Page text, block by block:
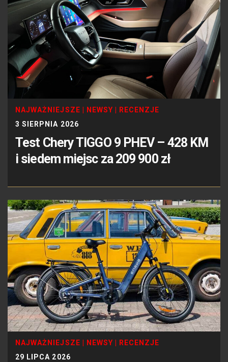
NAJWAŻNIEJSZE NEWSY
RECENZJE
3 SIERPNIA 2026
Test Chery TIGGO 9 PHEV – 428 KM
i siedem miejsc za 209 900 zł
NAJWAŻNIEJSZE NEWSY
RECENZJE
29 LIPCA 2026